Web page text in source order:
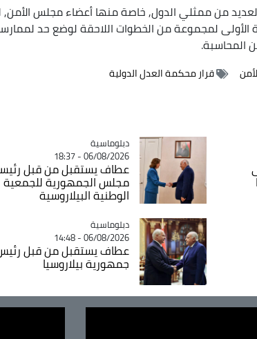
من ممثلي الدول, خاصة منها أعضاء مجلس
الأولى لمجموعة من الخطوات اللاحقة لوضع حد
المحاسبة.
قرار محكمة العدل الدولية
Catégorie
دبلوماسية
06/08/2026 - 18:37
عطاف يستقبل من قبل
مجلس الجمهورية للجمعية
الوطنية البيلاروسية
Catégorie
دبلوماسية
06/08/2026 - 14:48
عطاف يستقبل من قبل
جمهورية بيلاروسيا